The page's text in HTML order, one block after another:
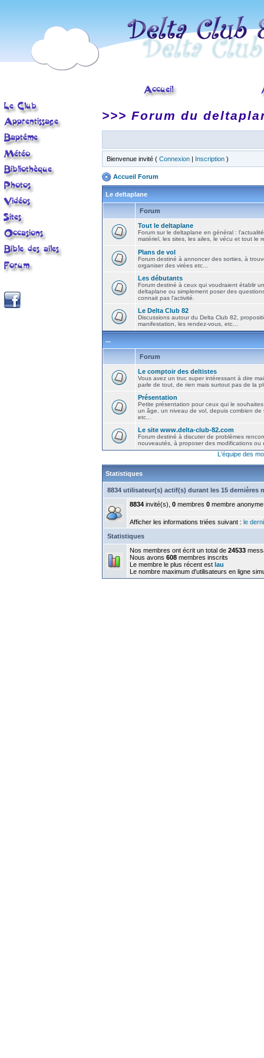
>>> Forum du
Bienvenue invité ( Connexion | Inscription )
Accueil Forum
Le deltaplane
Forum
Tout le deltaplane
Forum sur le deltaplane en général :
matériel, les sites, les ailes, le vécu et tout le
Plans de vol
Forum destiné à annoncer des sorties, à
organiser des virées etc...
Les débutants
Forum destiné à ceux qui voudraient établir
deltaplane ou simplement poser des
connait pas l'activité.
Le Delta Club 82
Discussions autour du Delta Club 82,
manifestation, les rendez-vous, etc...
...
Forum
Le comptoir des deltistes
Vous avez un truc super intéressant à dire
parle de tout, de rien mais surtout pas de la
Présentation
Petite présentation pour ceux qui le
un âge, un niveau de vol, depuis combien de
etc...
Le site www.delta-club-82.com
Forum destiné à discuter de problèmes
nouveautés, à proposer des modifications ou
L'équipe des
Statistiques
8834 utilisateur(s) actif(s) durant les 15 dernières
8834 invité(s), 0 membres 0 membre anonyme
Afficher les informations triées suivant : le
Statistiques
Nos membres ont écrit un total de 24533
Nous avons 608 membres inscrits
Le membre le plus récent est lau
Le nombre maximum d'utilisateurs en ligne